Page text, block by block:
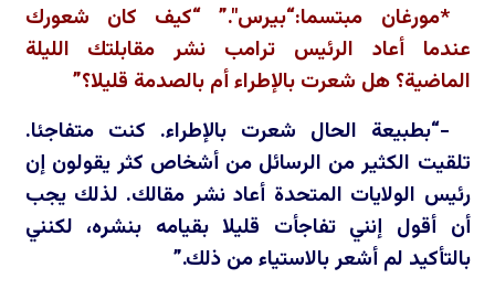
*مورغان مبتسما:“بيرس".” “كيف كان شعورك
عندما أعاد الرئيس ترامب نشر مقابلتك الليلة
الماضية؟ هل شعرت بالإطراء أم بالصدمة قليلا؟”
-“بطبيعة الحال شعرت بالإطراء. كنت متفاجئا.
تلقيت الكثير من الرسائل من أشخاص كثر يقولون إن
رئيس الولايات المتحدة أعاد نشر مقالك. لذلك يجب
أن أقول إنني تفاجأت قليلا بقيامه بنشره، لكنني
بالتأكيد لم أشعر بالاستياء من ذلك.”